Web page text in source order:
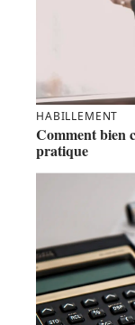
HABILLEMENT
Comment bien
pratique